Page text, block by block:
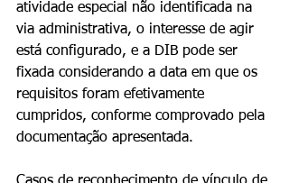
atividade especial não identificada na
via administrativa, o interesse de agir
está configurado, e a DIB pode ser
fixada considerando a data em que os
requisitos foram efetivamente
cumpridos, conforme comprovado pela
documentação apresentada.